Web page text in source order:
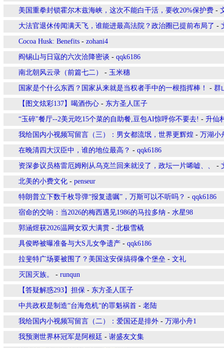
美国重拳封锁霍尔木兹海峡，这次不能白干活，要收20%保护费 -
大法官退休传闻满天飞，谁能进最高法院？政治圈已提前布局了 -
Cocoa Husk: Benefits - zohani4
阎锡山与日寇的六次洽降密谈 - qqk6186
南北朝风云录（前篇七二） - 玉米穗
国家是个什么东西？国家从来就是当权者手中的一根指挥棒！ - 群
【图文炫彩137】喝酒伤心 - 东方圣人匡子
“玉碎"餐厅--2美元吃15个菜的自助餐,豆包AI惊呼你不要去! - 升仙
我给国内小视频写留言（三）：男女都流氓，世界更辉煌 - 万湖小
在晚清四大汉臣中，谁的地位最高？ - qqk6186
资深参议员格雷厄姆刚从乌克兰回来就没了，政坛一片唏嘘、、 -
北美的小费文化 - penseur
特朗普立下数千枚导弹“报复遗嘱”，万斯可以不听吗？ - qqk6186
宿命的交响：当2026的梅西遇见1986的马拉多纳 - 水星98
郭涵煜获2026温网女双大满贯 - 北极雪橇
具俊晔被曝准备与大S儿女争遗产 - qqk6186
拉斐特广场要被围了？美国这安保搞得像个堡垒 - 文礼
灭国灭族。 - runqun
【答疑解惑293】担保 - 东方圣人匡子
中共政权是制造“台海危机“的罪魁祸首 - 老陆
我给国内小视频写留言（二）：爱国还是排外 - 万湖小舟1
我预测世界杯冠军是阿根廷 - 谢盛友文集